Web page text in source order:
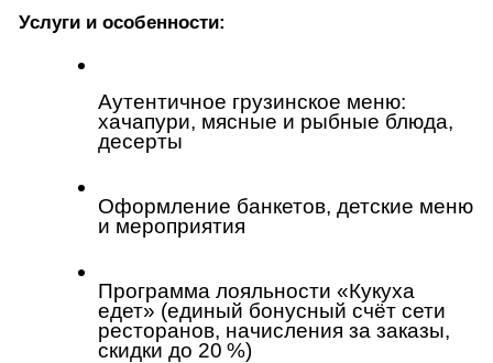
Услуги и особенности:
Аутентичное грузинское меню:
хачапури, мясные и рыбные блюда,
десерты
Оформление банкетов, детские меню
и мероприятия
Программа лояльности «Кукуха
едет» (единый бонусный счёт сети
ресторанов, начисления за заказы,
скидки до 20 %)